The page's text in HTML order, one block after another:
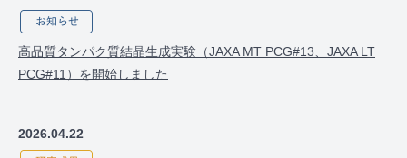
高品質タンパク質結晶生成実験（JAXA MT PCG#13、JAXA LT
PCG#11）を開始しました
2026.04.22